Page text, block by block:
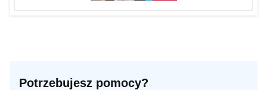
Potrzebujesz pomocy?